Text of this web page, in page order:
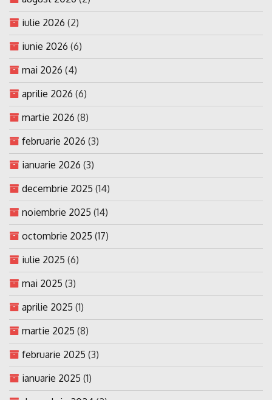
iulie 2026 (2)
iunie 2026 (6)
mai 2026 (4)
aprilie 2026 (6)
martie 2026 (8)
februarie 2026 (3)
ianuarie 2026 (3)
decembrie 2025 (14)
noiembrie 2025 (14)
octombrie 2025 (17)
iulie 2025 (6)
mai 2025 (3)
aprilie 2025 (1)
martie 2025 (8)
februarie 2025 (3)
ianuarie 2025 (1)